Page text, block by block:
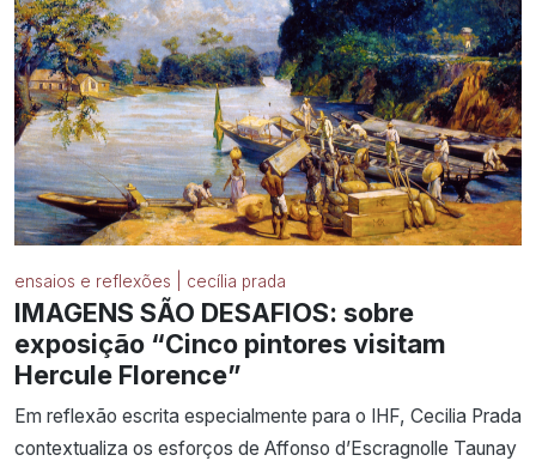
ensaios e reflexões | cecília prada
IMAGENS SÃO DESAFIOS: sobre
exposição “Cinco pintores visitam
Hercule Florence”
Em reflexão escrita especialmente para o IHF, Cecilia Prada
contextualiza os esforços de Affonso d’Escragnolle Taunay